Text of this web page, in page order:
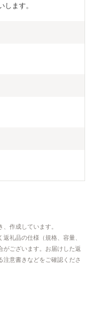
します。
作成しています。
礼品の仕様（規格、容量、
がございます。お届けした返
注意書きなどをご確認くださ